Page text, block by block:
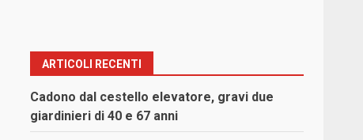
ARTICOLI RECENTI
Cadono dal cestello elevatore, gravi due
giardinieri di 40 e 67 anni